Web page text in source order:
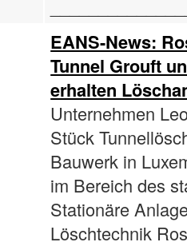
EANS-News:
Tunnel Grouft
erhalten
Unternehmen
Stück
Bauwerk in
im Bereich des
Stationäre
Löschtechnik